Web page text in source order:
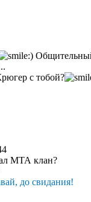
с тобой?
МТА клан?
до свидания!